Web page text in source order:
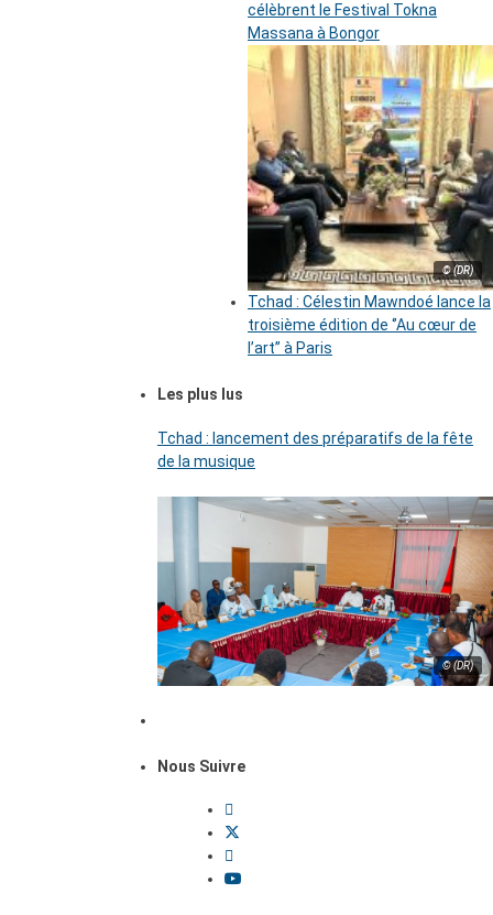
célèbrent le Festival Tokna
Massana à Bongor
© (DR)
Tchad : Célestin Mawndoé lance la
troisième édition de ‘’Au cœur de
l’art’’ à Paris
Les plus lus
Tchad : lancement des préparatifs de la fête
de la musique
© (DR)
Nous Suivre